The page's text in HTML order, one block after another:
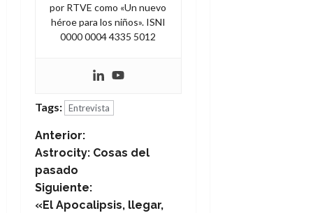
por RTVE como «Un nuevo
héroe para los niños». ISNI
0000 0004 4335 5012
Tags: Entrevista
N
a
v
Anterior:
Astrocity: Cosas del
pasado
Siguiente:
«El Apocalipsis, llegar,